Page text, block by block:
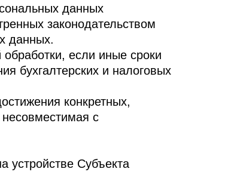
данных
законодательством
данных.
если иные сроки
бухгалтерских и налоговых
конкретных,
с
Субъекта